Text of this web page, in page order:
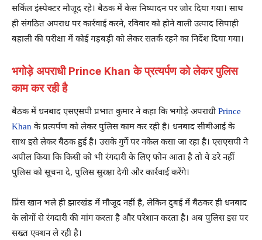
सर्किल इंस्पेक्टर मौजूद रहे। बैठक में केस निष्पादन पर जोर दिया गया। साथ
ही संगठित अपराध पर कार्रवाई करने, रविवार को होने वाली उत्पाद सिपाही
बहाली की परीक्षा में कोई गड़बड़ी को लेकर सतर्क रहने का निर्देश दिया गया।
भगोड़े अपराधी Prince Khan के प्रत्यर्पण को लेकर पुलिस
काम कर रही है
बैठक में धनबाद एसएसपी प्रभात कुमार ने कहा कि भगोड़े अपराधी Prince
Khan के प्रत्यर्पण को लेकर पुलिस काम कर रही है। धनबाद सीबीआई के
साथ इसे लेकर बैठक हुई है। उसके गुर्गे पर नकेल कसा जा रहा है। एसएसपी ने
अपील किया कि किसी को भी रंगदारी के लिए फोन आता है तो वे डरे नहीं
पुलिस को सूचना दे, पुलिस सुरक्षा देगी और कार्रवाई करेंगे।
प्रिंस खान भले ही झारखंड में मौजूद नहीं है, लेकिन दुबई में बैठकर ही धनबाद
के लोगों से रंगदारी की मांग करता है और परेशान करता है। अब पुलिस इस पर
सख्त एक्शन ले रही है।